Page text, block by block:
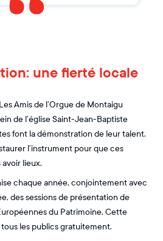
une fierté locale
Amis de l’Orgue de Montaigu
de l’église Saint-Jean-Baptiste
font la démonstration de leur talent.
l’instrument pour que ces
lieux.
chaque année, conjointement avec
des sessions de présentation de
du Patrimoine. Cette
les publics gratuitement.